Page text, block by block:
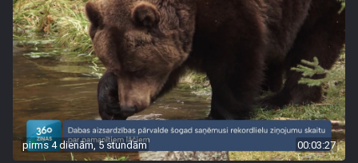
pirms 4 dienām, 5 stundām 00:03:27